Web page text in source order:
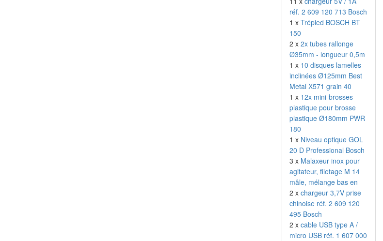
réf. 2 609 120 713 Bosch
1 x Trépied BOSCH BT
150
2 x 2x tubes rallonge
Ø35mm - longueur 0,5m
1 x 10 disques lamelles
inclinées Ø125mm Best
Metal X571 grain 40
1 x 12x mini-brosses
plastique pour brosse
plastique Ø180mm PWR
180
1 x Niveau optique GOL
20 D Professional Bosch
3 x Malaxeur inox pour
agitateur, filetage M 14
mâle, mélange bas en
2 x chargeur 3,7V prise
chinoise réf. 2 609 120
495 Bosch
2 x cable USB type A /
micro USB réf. 1 607 000